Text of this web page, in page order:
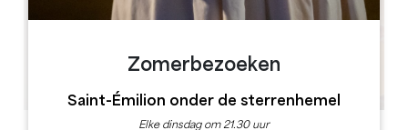
Zomerbezoeken
Saint-Émilion onder de sterrenhemel
Elke dinsdag om 21.30 uur